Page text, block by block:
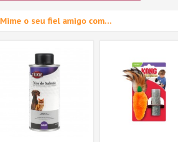
Mime o seu fiel amigo com…